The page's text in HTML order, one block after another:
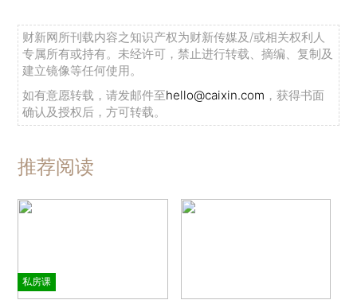
财新网所刊载内容之知识产权为财新传媒及/或相关权利人
专属所有或持有。未经许可，禁止进行转载、摘编、复制及
建立镜像等任何使用。
如有意愿转载，请发邮件至hello@caixin.com ，获得书面
确认及授权后，方可转载。
推荐阅读
私房课